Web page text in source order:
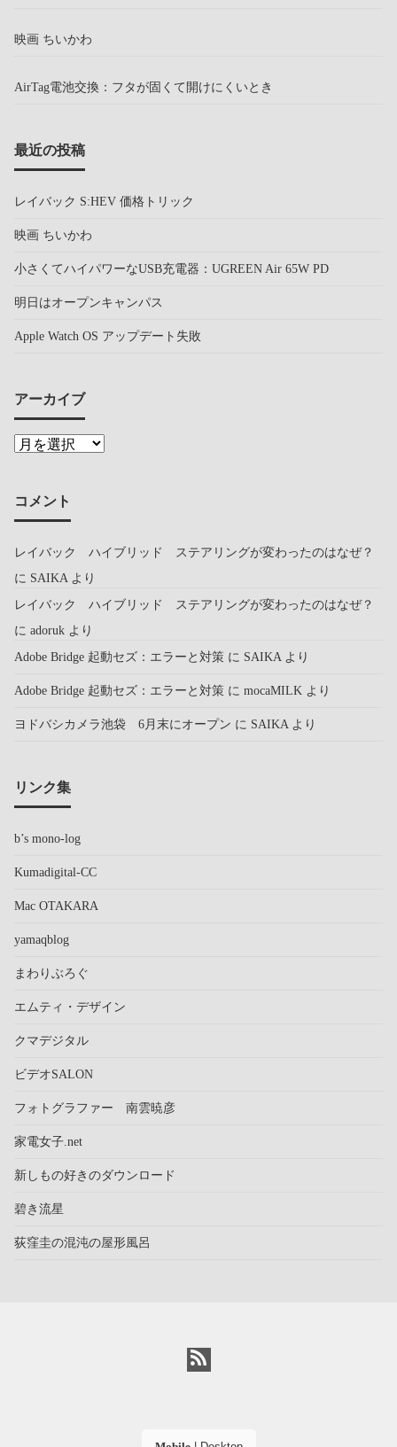
映画 ちいかわ
AirTag電池交換：フタが固くて開けにくいとき
最近の投稿
レイバック S:HEV 価格トリック
映画 ちいかわ
小さくてハイパワーなUSB充電器：UGREEN Air 65W PD
明日はオープンキャンパス
Apple Watch OS アップデート失敗
アーカイブ
コメント
レイバック ハイブリッド ステアリングが変わったのはなぜ？
に SAIKA より
レイバック ハイブリッド ステアリングが変わったのはなぜ？
に adoruk より
Adobe Bridge 起動セズ：エラーと対策 に SAIKA より
Adobe Bridge 起動セズ：エラーと対策 に mocaMILK より
ヨドバシカメラ池袋 6月末にオープン に SAIKA より
リンク集
b’s mono-log
Kumadigital-CC
Mac OTAKARA
yamaqblog
まわりぶろぐ
エムティ・デザイン
クマデジタル
ビデオSALON
フォトグラファー 南雲暁彦
家電女子.net
新しもの好きのダウンロード
碧き流星
荻窪圭の混沌の屋形風呂